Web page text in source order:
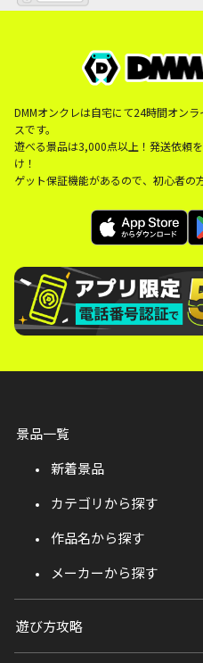
DMMオンクレは自宅にて24時間オン
スです。
遊べる景品は3,000点以上！発送依頼
け！
ゲット保証機能があるので、初心者の
景品一覧
新着景品
カテゴリから探す
作品名から探す
メーカーから探す
遊び方攻略